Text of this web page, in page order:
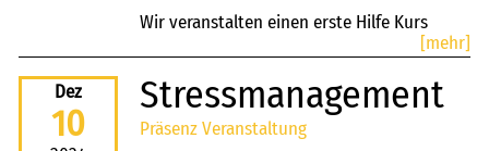
Wir veranstalten einen erste Hilfe Kurs
[mehr]
Dez
10
Stressmanagement
Präsenz Veranstaltung